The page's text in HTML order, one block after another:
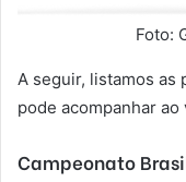
Foto:
A seguir, listamos as
pode acompanhar
Campeonato